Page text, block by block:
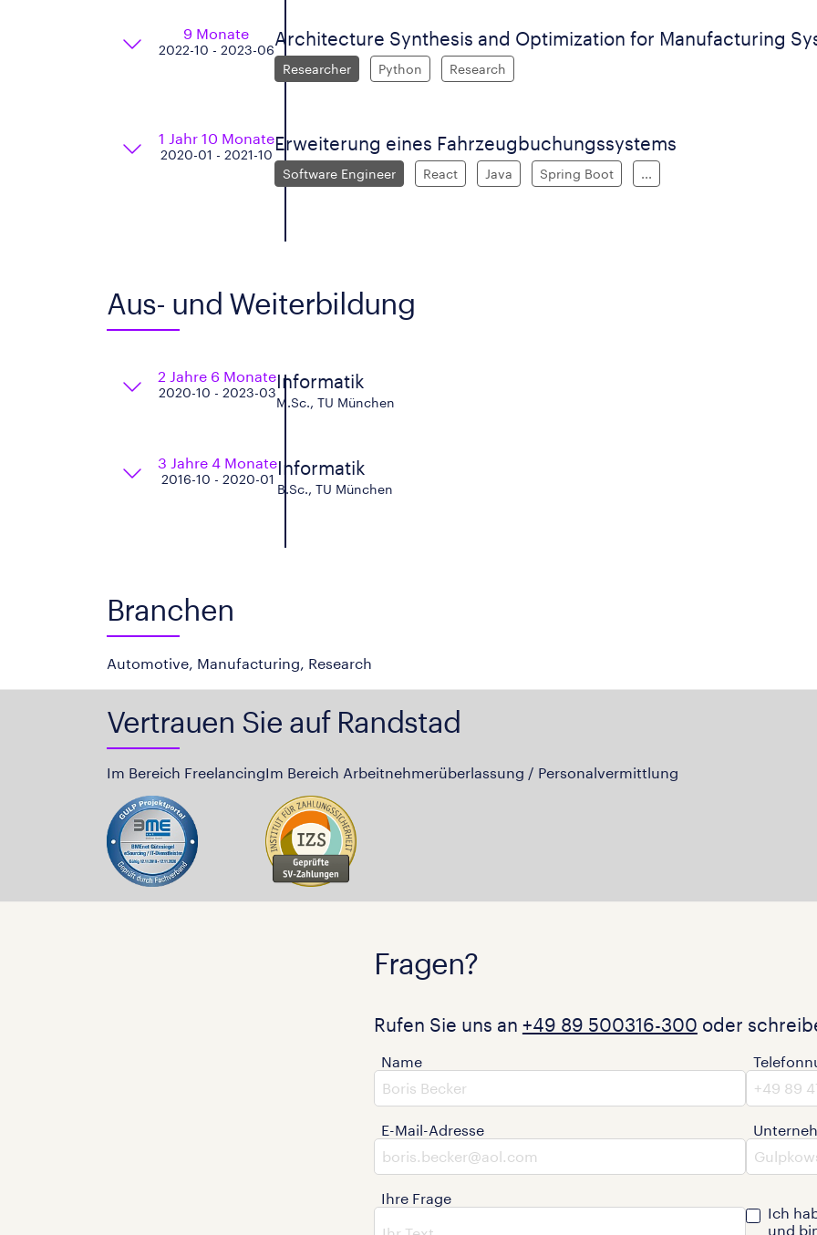
9 Monate
2022-10 - 2023-06
Architecture Synthesis and Optimization for Manufacturing
Researcher Python Research
1 Jahr 10 Monate
2020-01 - 2021-10
Erweiterung eines Fahrzeugbuchungssystems
Software Engineer React Java Spring Boot ...
Aus- und Weiterbildung
2 Jahre 6 Monate
2020-10 - 2023-03
Informatik
M.Sc., TU München
3 Jahre 4 Monate
2016-10 - 2020-01
Informatik
B.Sc., TU München
Branchen
Automotive, Manufacturing, Research
Vertrauen Sie auf Randstad
Im Bereich FreelancingIm Bereich Arbeitnehmerüberlassung / Personalvermittlung
Fragen?
Rufen Sie uns an +49 89 500316-300 oder
Name
E-Mail-Adresse
Ihre Frage
Ich
und